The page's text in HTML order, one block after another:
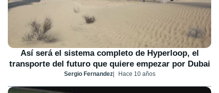
Así será el sistema completo de Hyperloop, el
transporte del futuro que quiere empezar por Dubai
Sergio Fernandez Hace 10 años